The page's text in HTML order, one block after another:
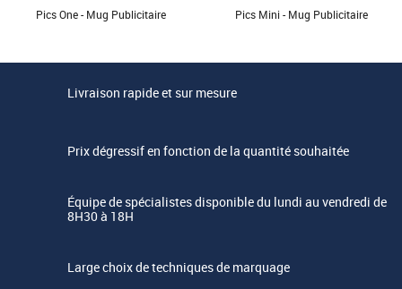
Pics One - Mug Publicitaire Pics Mini - Mug Publicitaire
Livraison rapide et sur mesure
Prix dégressif en fonction de la quantité souhaitée
Équipe de spécialistes disponible du lundi au vendredi de
8H30 à 18H
Large choix de techniques de marquage